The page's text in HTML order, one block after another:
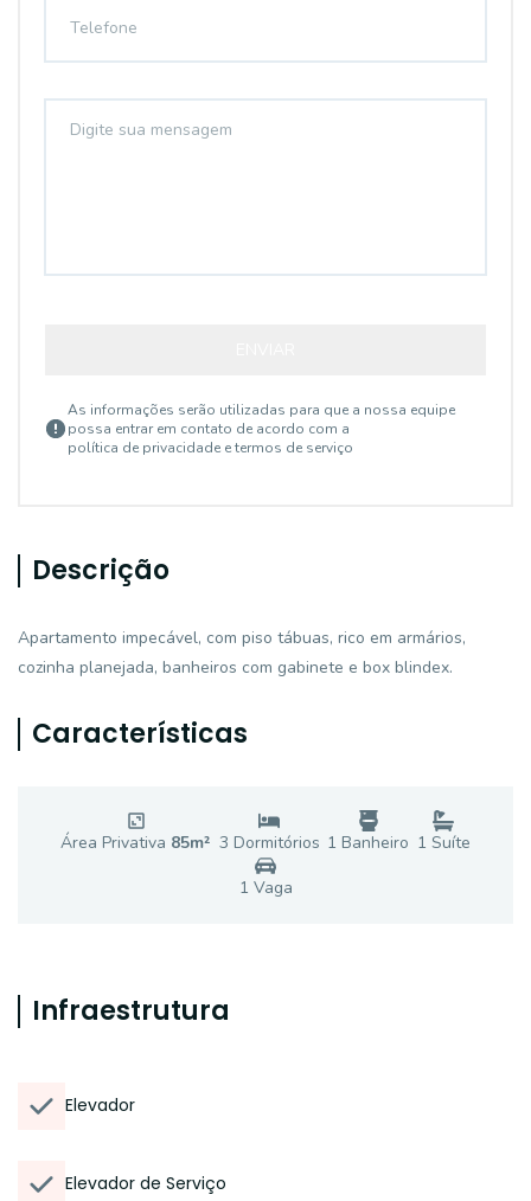
As informações serão utilizadas para que a nossa equipe
possa entrar em contato de acordo com a
política de privacidade e termos de serviço
Descrição
Apartamento impecável, com piso tábuas, rico em armários,
cozinha planejada, banheiros com gabinete e box blindex.
Características
Área Privativa 85m² 3 Dormitórios 1 Banheiro 1 Suíte
1 Vaga
Infraestrutura
Elevador
Elevador de Serviço